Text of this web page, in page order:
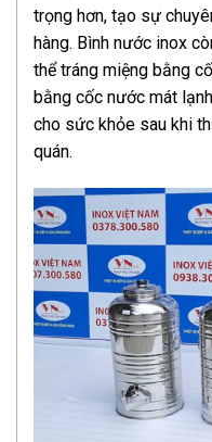
trọng hơn, tạo sự
hàng. Bình nước inox
thể tráng miệng bằng
bằng cốc nước mát
cho sức khỏe sau khi
quán.